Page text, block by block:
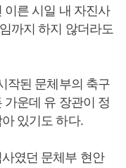
이른 시일 내 자진사
까지 하지 않더라도
작된 문체부의 축구
운데 유 장관이 정
있기도 하다.
였던 문체부 현안